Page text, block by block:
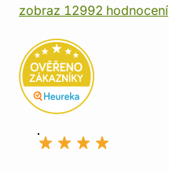
zobraz 12992 hodnocení